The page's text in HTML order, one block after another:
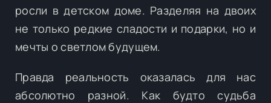
росли в детском доме. Разделяя на двоих
не только редкие сладости и подарки, но и
мечты о светлом будущем.
Правда реальность оказалась для нас
абсолютно разной. Как будто судьба